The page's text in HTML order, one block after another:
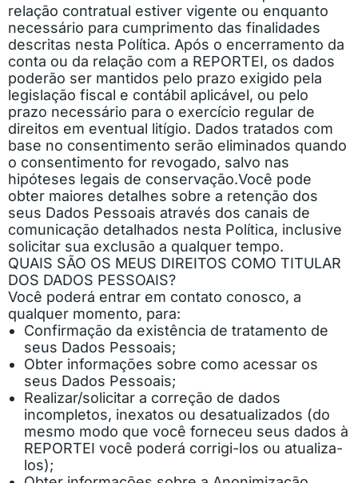
relação contratual estiver vigente ou enquanto
necessário para cumprimento das finalidades
descritas nesta Política. Após o encerramento da
conta ou da relação com a REPORTEI, os dados
poderão ser mantidos pelo prazo exigido pela
legislação fiscal e contábil aplicável, ou pelo
prazo necessário para o exercício regular de
direitos em eventual litígio. Dados tratados com
base no consentimento serão eliminados quando
o consentimento for revogado, salvo nas
hipóteses legais de conservação.Você pode
obter maiores detalhes sobre a retenção dos
seus Dados Pessoais através dos canais de
comunicação detalhados nesta Política, inclusive
solicitar sua exclusão a qualquer tempo.
QUAIS SÃO OS MEUS DIREITOS COMO TITULAR
DOS DADOS PESSOAIS?
Você poderá entrar em contato conosco, a
qualquer momento, para:
Confirmação da existência de tratamento de
seus Dados Pessoais;
Obter informações sobre como acessar os
seus Dados Pessoais;
Realizar/solicitar a correção de dados
incompletos, inexatos ou desatualizados (do
mesmo modo que você forneceu seus dados à
REPORTEI você poderá corrigi-los ou atualiza-
los);